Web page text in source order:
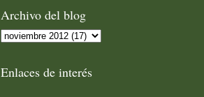
Archivo del blog
Enlaces de interés